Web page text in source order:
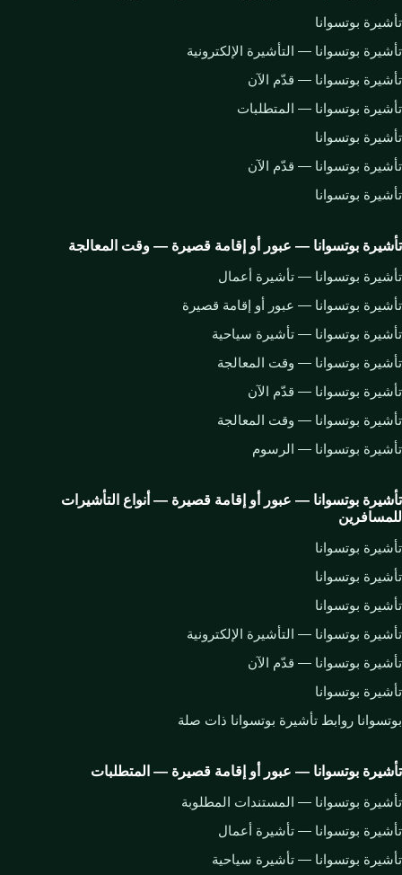
تأشيرة بوتسوانا
تأشيرة بوتسوانا — التأشيرة الإلكترونية
تأشيرة بوتسوانا — قدّم الآن
تأشيرة بوتسوانا — المتطلبات
تأشيرة بوتسوانا
تأشيرة بوتسوانا — قدّم الآن
تأشيرة بوتسوانا
تأشيرة بوتسوانا — عبور أو إقامة قصيرة — وقت المعالجة
تأشيرة بوتسوانا — تأشيرة أعمال
تأشيرة بوتسوانا — عبور أو إقامة قصيرة
تأشيرة بوتسوانا — تأشيرة سياحية
تأشيرة بوتسوانا — وقت المعالجة
تأشيرة بوتسوانا — قدّم الآن
تأشيرة بوتسوانا — وقت المعالجة
تأشيرة بوتسوانا — الرسوم
تأشيرة بوتسوانا — عبور أو إقامة قصيرة — أنواع التأشيرات
للمسافرين
تأشيرة بوتسوانا
تأشيرة بوتسوانا
تأشيرة بوتسوانا
تأشيرة بوتسوانا — التأشيرة الإلكترونية
تأشيرة بوتسوانا — قدّم الآن
تأشيرة بوتسوانا
بوتسوانا روابط تأشيرة بوتسوانا ذات صلة
تأشيرة بوتسوانا — عبور أو إقامة قصيرة — المتطلبات
تأشيرة بوتسوانا — المستندات المطلوبة
تأشيرة بوتسوانا — تأشيرة أعمال
تأشيرة بوتسوانا — تأشيرة سياحية